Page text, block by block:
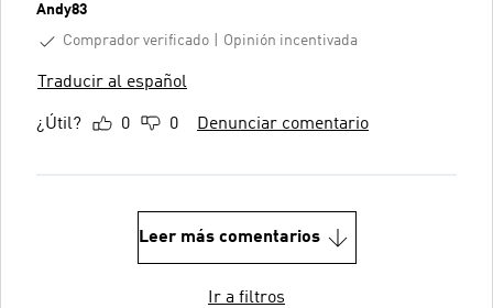
Andy83
Comprador verificado
Opinión incentivada
Traducir al español
¿Útil? 0 0 Denunciar comentario
Leer más comentarios
Ir a filtros